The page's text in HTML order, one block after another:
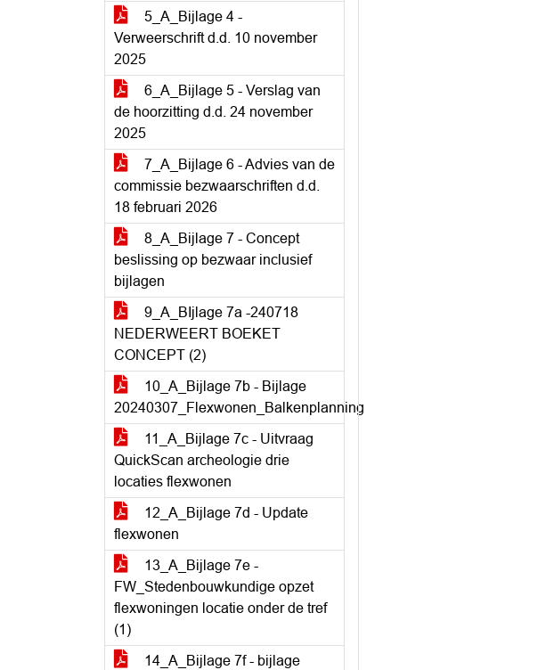
5_A_Bijlage 4 -
Verweerschrift d.d. 10 november
2025
6_A_Bijlage 5 - Verslag van
de hoorzitting d.d. 24 november
2025
7_A_Bijlage 6 - Advies van de
commissie bezwaarschriften d.d.
18 februari 2026
8_A_Bijlage 7 - Concept
beslissing op bezwaar inclusief
bijlagen
9_A_BIjlage 7a -240718
NEDERWEERT BOEKET
CONCEPT (2)
10_A_Bijlage 7b - Bijlage
20240307_Flexwonen_Balkenplanning
11_A_Bijlage 7c - Uitvraag
QuickScan archeologie drie
locaties flexwonen
12_A_Bijlage 7d - Update
flexwonen
13_A_Bijlage 7e -
FW_Stedenbouwkundige opzet
flexwoningen locatie onder de tref
(1)
14_A_Bijlage 7f - bijlage